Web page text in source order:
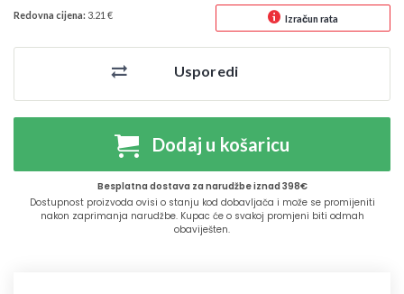
Redovna cijena: 3.21 € Izračun rata
Usporedi
Dodaj u košaricu
Besplatna dostava za narudžbe iznad 398€
Dostupnost proizvoda ovisi o stanju kod dobavljača i može se promijeniti
nakon zaprimanja narudžbe. Kupac će o svakoj promjeni biti odmah
obaviješten.